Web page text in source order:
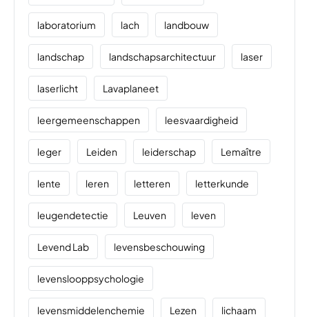
laboratorium lach landbouw
landschap landschapsarchitectuur laser
laserlicht Lavaplaneet
leergemeenschappen leesvaardigheid
leger Leiden leiderschap Lemaître
lente leren letteren letterkunde
leugendetectie Leuven leven
Levend Lab levensbeschouwing
levenslooppsychologie
levensmiddelenchemie Lezen lichaam